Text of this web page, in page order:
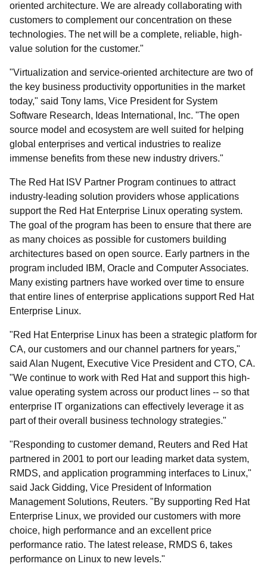
oriented architecture. We are already collaborating with
customers to complement our concentration on these
technologies. The net will be a complete, reliable, high-
value solution for the customer."
"Virtualization and service-oriented architecture are two of
the key business productivity opportunities in the market
today," said Tony Iams, Vice President for System
Software Research, Ideas International, Inc. "The open
source model and ecosystem are well suited for helping
global enterprises and vertical industries to realize
immense benefits from these new industry drivers."
The Red Hat ISV Partner Program continues to attract
industry-leading solution providers whose applications
support the Red Hat Enterprise Linux operating system.
The goal of the program has been to ensure that there are
as many choices as possible for customers building
architectures based on open source. Early partners in the
program included IBM, Oracle and Computer Associates.
Many existing partners have worked over time to ensure
that entire lines of enterprise applications support Red Hat
Enterprise Linux.
"Red Hat Enterprise Linux has been a strategic platform for
CA, our customers and our channel partners for years,"
said Alan Nugent, Executive Vice President and CTO, CA.
"We continue to work with Red Hat and support this high-
value operating system across our product lines -- so that
enterprise IT organizations can effectively leverage it as
part of their overall business technology strategies."
"Responding to customer demand, Reuters and Red Hat
partnered in 2001 to port our leading market data system,
RMDS, and application programming interfaces to Linux,"
said Jack Gidding, Vice President of Information
Management Solutions, Reuters. "By supporting Red Hat
Enterprise Linux, we provided our customers with more
choice, high performance and an excellent price
performance ratio. The latest release, RMDS 6, takes
performance on Linux to new levels."